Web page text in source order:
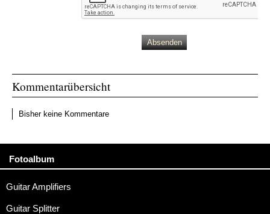
Kommentarübersicht
Bisher keine Kommentare
Fotoalbum
Guitar Amplifiers
Guitar Splitter